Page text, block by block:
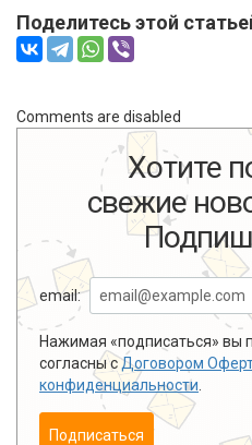
Поделитесь этой
Comments are disabled
Хотите
свежие
email:
Нажимая «подписаться» вы
согласны сДоговором
конфиденциальности
Подписаться